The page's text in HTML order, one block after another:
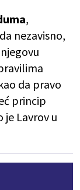
,
nezavisno,
da pravo
princip
je Lavrov u